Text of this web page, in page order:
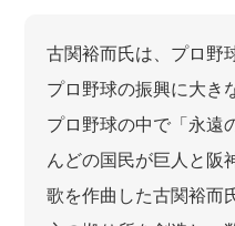
古関裕而氏は、プロ野
プロ野球の振興に大き
プロ野球の中で「永遠
んどの国民が巨人と阪
歌を作曲した古関裕而